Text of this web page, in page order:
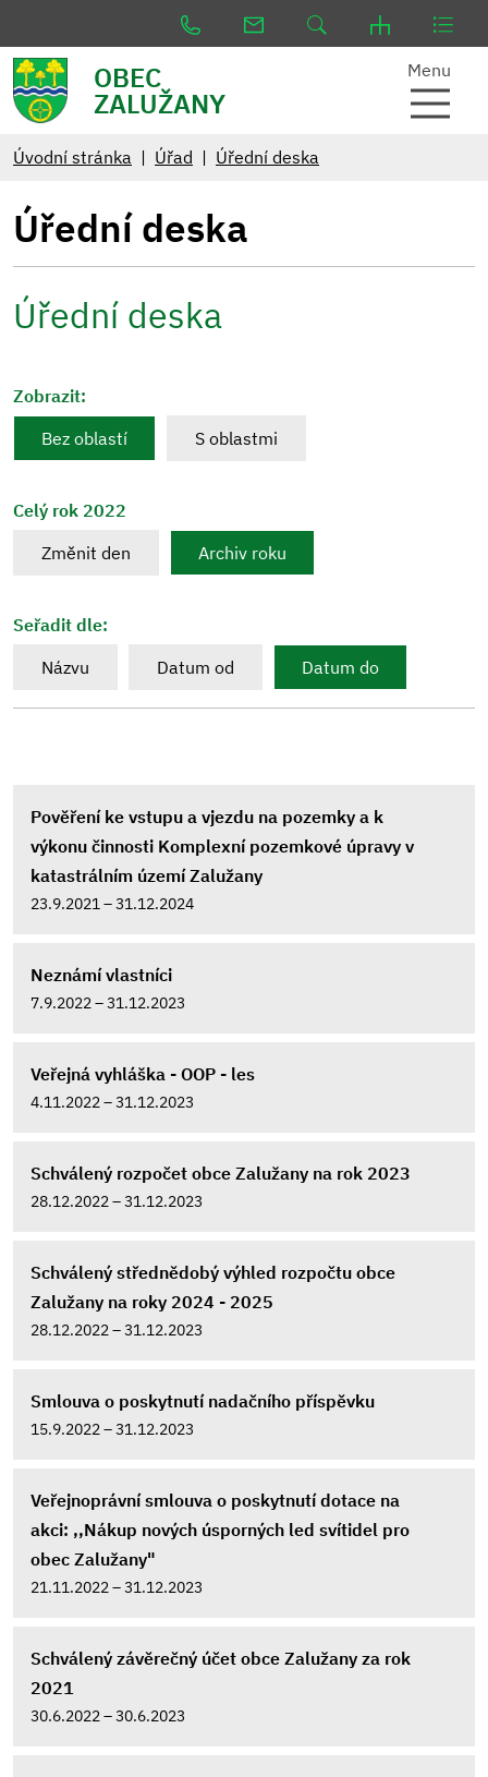
OBEC
ZALUŽANY
Menu
Úvodní stránka Úřad Úřední deska
Úřední deska
Úřední deska
Zobrazit:
Bez oblastí
S oblastmi
Celý rok 2022
Změnit den
Archiv roku
Seřadit dle:
Názvu
Datum od Datum do
Pověření ke vstupu a vjezdu na pozemky a k
výkonu činnosti Komplexní pozemkové úpravy v
katastrálním území Zalužany
23.9.2021 – 31.12.2024
Neznámí vlastníci
7.9.2022 – 31.12.2023
Veřejná vyhláška - OOP - les
4.11.2022 – 31.12.2023
Schválený rozpočet obce Zalužany na rok 2023
28.12.2022 – 31.12.2023
Schválený střednědobý výhled rozpočtu obce
Zalužany na roky 2024 - 2025
28.12.2022 – 31.12.2023
Smlouva o poskytnutí nadačního příspěvku
15.9.2022 – 31.12.2023
Veřejnoprávní smlouva o poskytnutí dotace na
akci: ,,Nákup nových úsporných led svítidel pro
obec Zalužany"
21.11.2022 – 31.12.2023
Schválený závěrečný účet obce Zalužany za rok
2021
30.6.2022 – 30.6.2023